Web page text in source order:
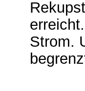
Strom.